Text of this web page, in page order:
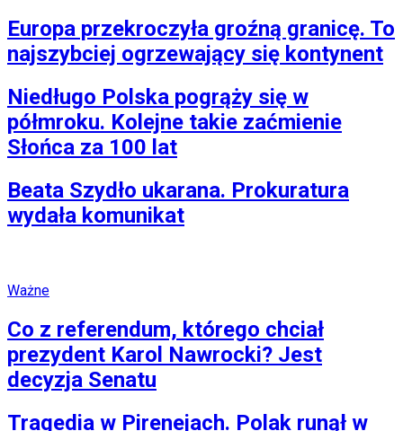
Europa przekroczyła groźną granicę. To
najszybciej ogrzewający się kontynent
Niedługo Polska pogrąży się w
półmroku. Kolejne takie zaćmienie
Słońca za 100 lat
Beata Szydło ukarana. Prokuratura
wydała komunikat
Ważne
Co z referendum, którego chciał
prezydent Karol Nawrocki? Jest
decyzja Senatu
Tragedia w Pirenejach. Polak runął w